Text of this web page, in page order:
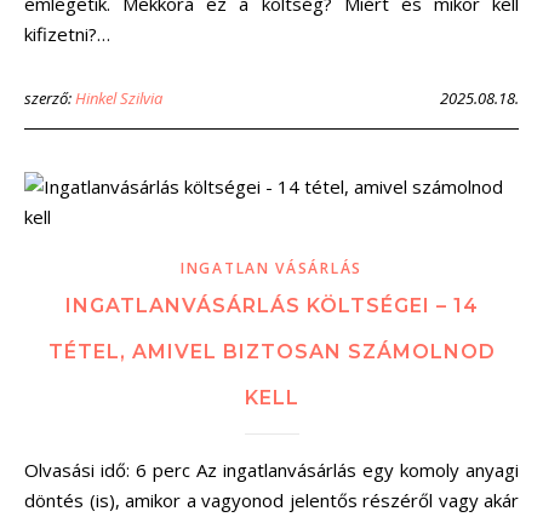
kifizetni?…
szerző:Hinkel Szilvia 2025.08.18.
INGATLAN VÁSÁRLÁS
INGATLANVÁSÁRLÁS KÖLTSÉGEI – 14
TÉTEL, AMIVEL BIZTOSAN SZÁMOLNOD
KELL
Olvasási idő: 6 perc Az ingatlanvásárlás egy komoly anyagi
döntés (is), amikor a vagyonod jelentős részéről vagy akár